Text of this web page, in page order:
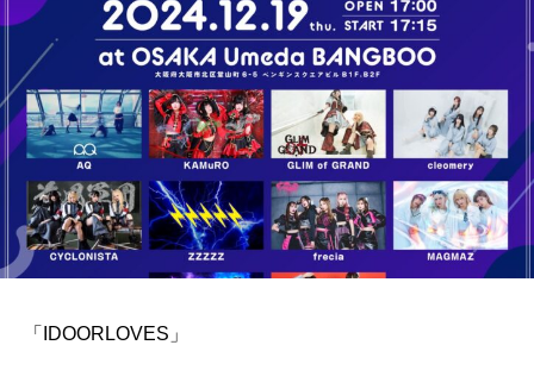
「IDOORLOVES」